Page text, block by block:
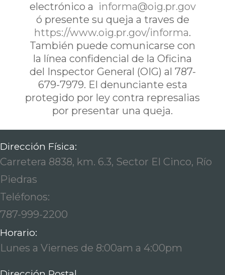
electrónico a informa@oig.pr.gov
ó presente su queja a traves de
https://www.oig.pr.gov/informa.
También puede comunicarse con
la línea confidencial de la Oficina
del Inspector General (OIG) al 787-
679-7979. El denunciante esta
protegido por ley contra represalias
por presentar una queja.
Dirección Física:
Carretera 8838, km. 6.3, Sector El Cinco, Río
Piedras
Teléfonos:
787-999-2200
Horario:
Lunes a Viernes de 8:00am a 4:00pm